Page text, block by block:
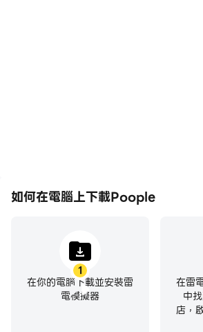
如何在電腦上下載Poople
1
在你的電腦下載並安裝雷
電模擬器
在雷
中
店，